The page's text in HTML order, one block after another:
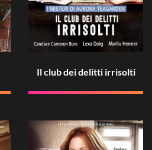
Il club dei delitti irrisolti